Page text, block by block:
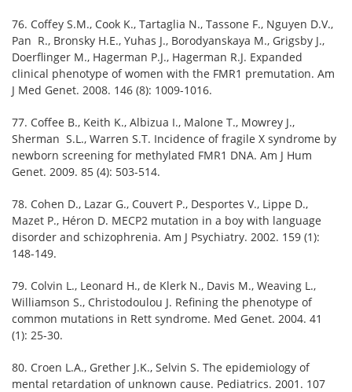
76. Coffey S.M., Cook K., Tartaglia N., Tassone F., Nguyen D.V.,
Pan R., Bronsky H.E., Yuhas J., Borodyanskaya M., Grigsby J.,
Doerflinger M., Hagerman P.J., Hagerman R.J. Expanded
clinical phenotype of women with the FMR1 premutation. Am
J Med Genet. 2008. 146 (8): 1009-1016.
77. Coffee B., Keith K., Albizua I., Malone T., Mowrey J.,
Sherman S.L., Warren S.T. Incidence of fragile X syndrome by
newborn screening for methylated FMR1 DNA. Am J Hum
Genet. 2009. 85 (4): 503-514.
78. Cohen D., Lazar G., Couvert P., Desportes V., Lippe D.,
Mazet P., Héron D. MECP2 mutation in a boy with language
disorder and schizophrenia. Am J Psychiatry. 2002. 159 (1):
148-149.
79. Colvin L., Leonard H., de Klerk N., Davis M., Weaving L.,
Williamson S., Christodoulou J. Refining the phenotype of
common mutations in Rett syndrome. Med Genet. 2004. 41
(1): 25-30.
80. Croen L.A., Grether J.K., Selvin S. The epidemiology of
mental retardation of unknown cause. Pediatrics. 2001. 107